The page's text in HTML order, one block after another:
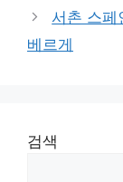
서촌 스페
베르게
검색